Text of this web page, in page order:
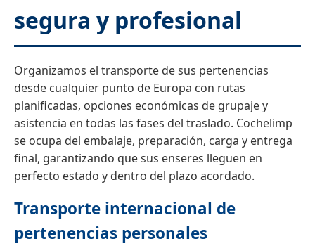
segura y profesional
Organizamos el transporte de sus pertenencias
desde cualquier punto de Europa con rutas
planificadas, opciones económicas de grupaje y
asistencia en todas las fases del traslado. Cochelimp
se ocupa del embalaje, preparación, carga y entrega
final, garantizando que sus enseres lleguen en
perfecto estado y dentro del plazo acordado.
Transporte internacional de
pertenencias personales